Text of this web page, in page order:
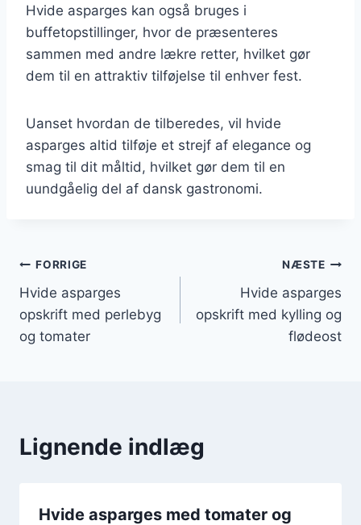
Hvide asparges kan også bruges i
buffetopstillinger, hvor de præsenteres
sammen med andre lækre retter, hvilket gør
dem til en attraktiv tilføjelse til enhver fest.
Uanset hvordan de tilberedes, vil hvide
asparges altid tilføje et strejf af elegance og
smag til dit måltid, hvilket gør dem til en
uundgåelig del af dansk gastronomi.
Indlægsnavigation
FORRIGE
Hvide asparges
opskrift med perlebyg
og tomater
NÆSTE
Hvide asparges
opskrift med kylling og
flødeost
Lignende indlæg
Hvide asparges med tomater og